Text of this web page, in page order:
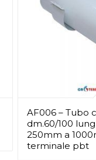
AF006 – Tubo
dm.60/100
250mm a
terminale pbt